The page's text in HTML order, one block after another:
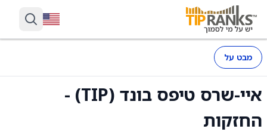
מבט על
איי-שרס טיפס בונד (TIP) -
החזקות